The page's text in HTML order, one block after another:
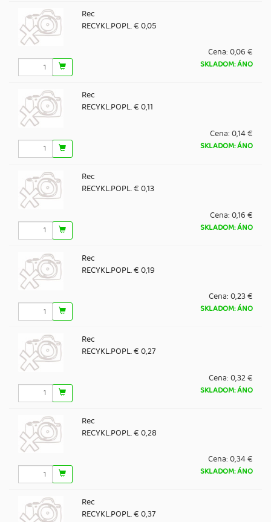
Rec
RECYKL.POPL. € 0,05
Cena:0,06 €
SKLADOM: ÁNO
Rec
RECYKL.POPL. € 0,11
Cena:0,14 €
SKLADOM: ÁNO
Rec
RECYKL.POPL. € 0,13
Cena:0,16 €
SKLADOM: ÁNO
Rec
RECYKL.POPL. € 0,19
Cena:0,23 €
SKLADOM: ÁNO
Rec
RECYKL.POPL. € 0,27
Cena:0,32 €
SKLADOM: ÁNO
Rec
RECYKL.POPL. € 0,28
Cena:0,34 €
SKLADOM: ÁNO
Rec
RECYKL.POPL. € 0,37